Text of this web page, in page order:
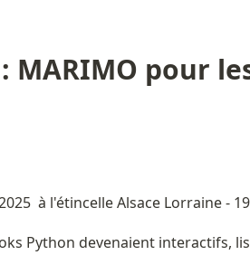
MARIMO pour
à l'étincelle Alsace Lorraine -
Python devenaient interactifs,